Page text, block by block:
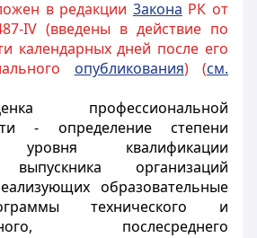
в редакции 3акона РК от
IV (введены в действие по
календарных дней после его
опубликования) (см.
профессиональной
- определение степени
уровня квалификации
выпускника организаций
образовательные
технического и
послесреднего